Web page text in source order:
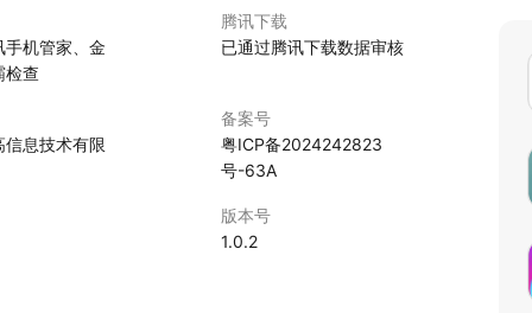
手机管家、金
检查
腾讯下载
已通过腾讯下载数据审核
信息技术有限
备案号
粤ICP备2024242823
号-63A
版本号
1.0.2